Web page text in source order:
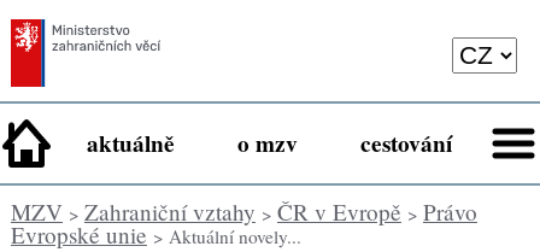
aktuálně o mzv cestování
MZV> Zahraniční vztahy > ČR v Evropě > Právo
Evropské unie > Aktuální novely...